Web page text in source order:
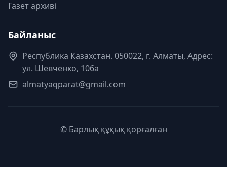
Газет архиві
Байланыс
Республика Казахстан. 050022, г. Алматы, Адрес:
ул. Шевченко, 106а
almatyaqparat@gmail.com
© Барлық құқық қорғалған